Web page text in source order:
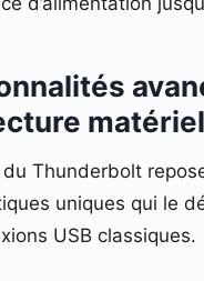
Thunderbolt
uniques qui le
USB classiques.